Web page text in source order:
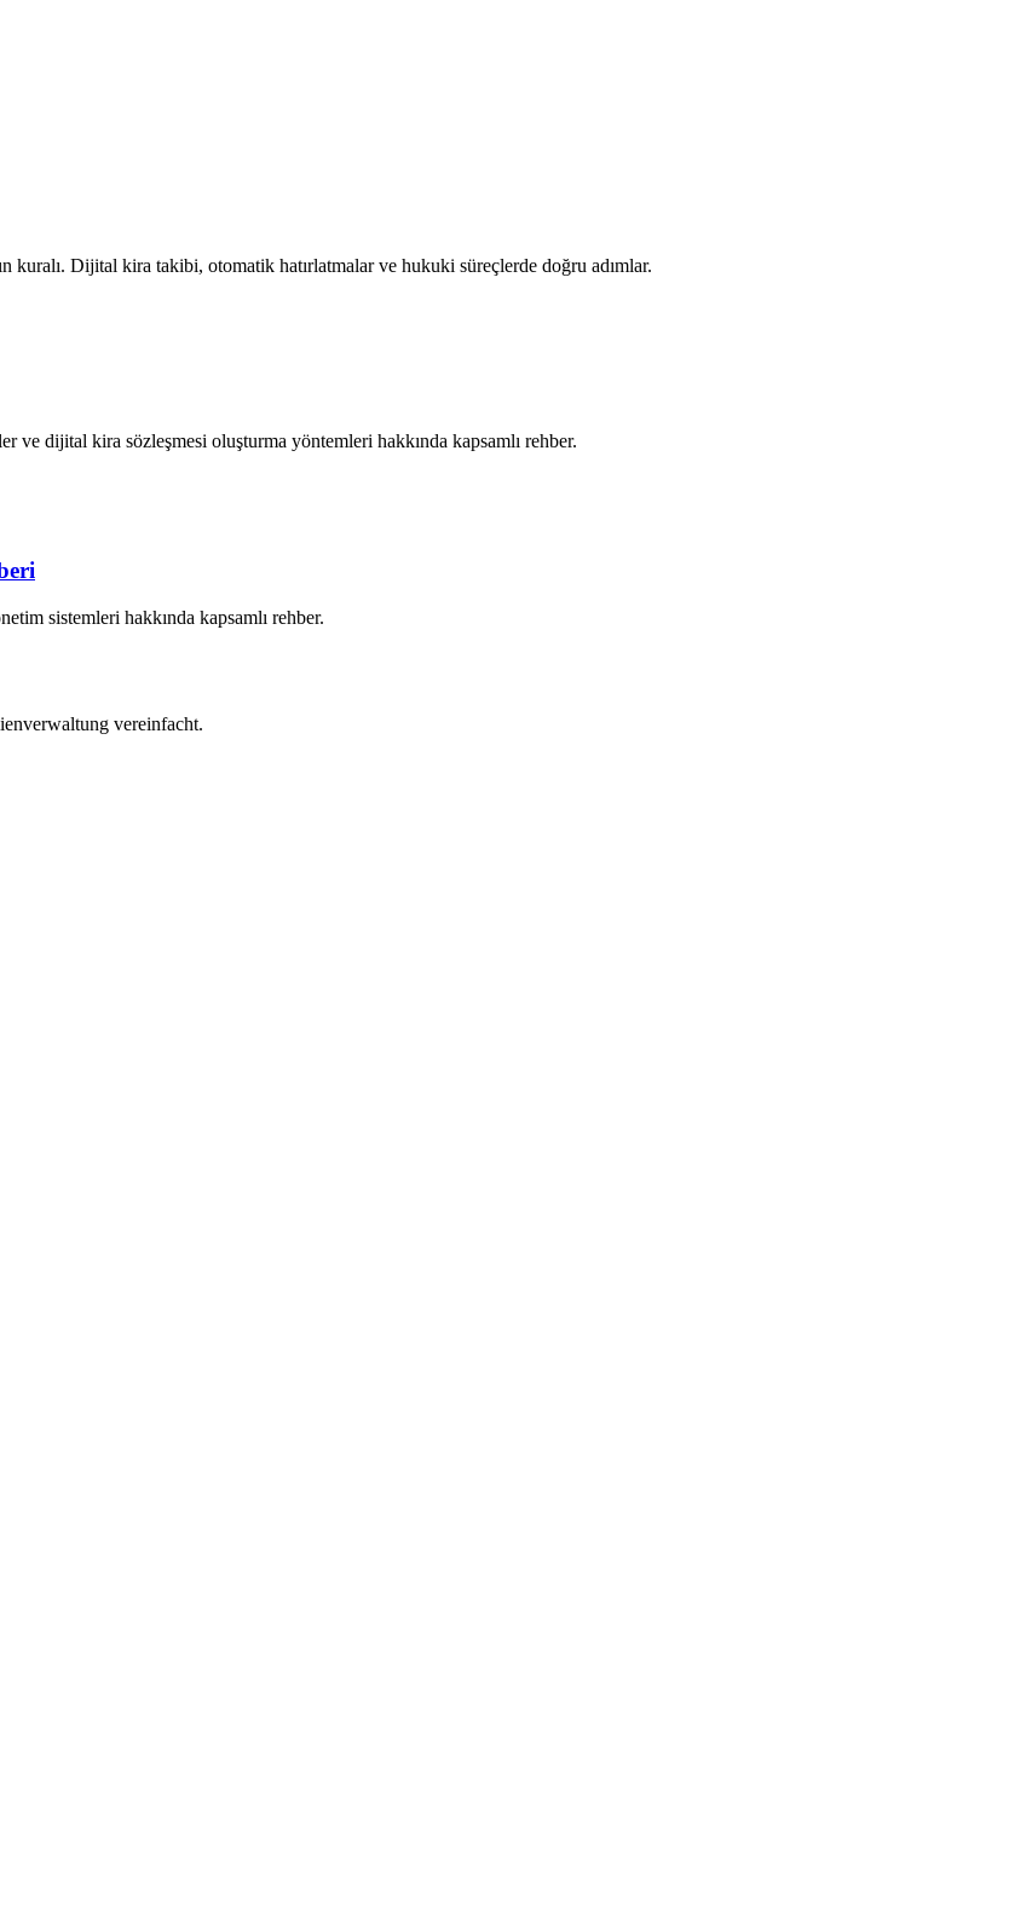
kuralı. Dijital kira takibi, otomatik hatırlatmalar ve hukuki süreçlerde doğru adımlar.
ve dijital kira sözleşmesi oluşturma yöntemleri hakkında kapsamlı rehber.
sistemleri hakkında kapsamlı rehber.
vereinfacht.